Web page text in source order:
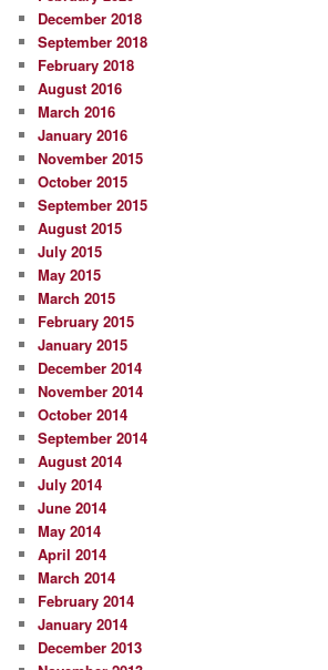
December 2018
September 2018
February 2018
August 2016
March 2016
January 2016
November 2015
October 2015
September 2015
August 2015
July 2015
May 2015
March 2015
February 2015
January 2015
December 2014
November 2014
October 2014
September 2014
August 2014
July 2014
June 2014
May 2014
April 2014
March 2014
February 2014
January 2014
December 2013